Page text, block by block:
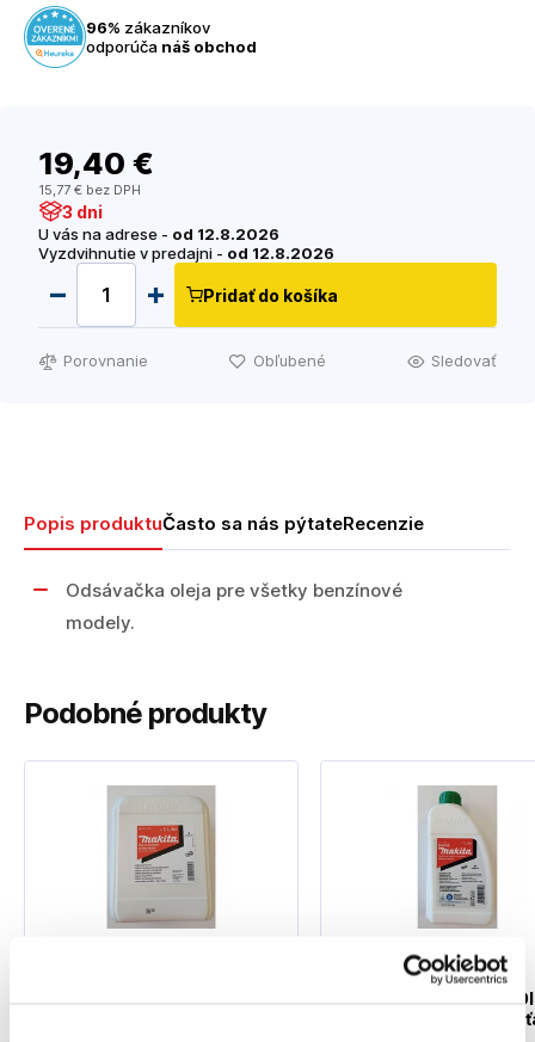
96% zákazníkov
odporúča náš obchod
19,40 €
15,77 € bez DPH
3 dni
U vás na adrese - od 12.8.2026
Vyzdvihnutie v predajni - od 12.8.2026
Pridať do košíka
Porovnanie Obľubené Sledovať
Popis produktuČasto sa nás pýtateRecenzie
Odsávačka oleja pre všetky benzínové
modely.
Podobné produkty
MAKITA 1910U0-9 -
na mazanie pílovej